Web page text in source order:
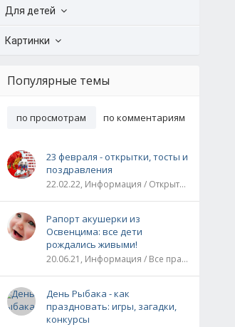
Для детей
Картинки
Популярные темы
по просмотрам по комментариям
23 февраля - открытки, тосты и
поздравления
22.02.22, Информация / Открытки / Все праздники
Рапорт акушерки из
Освенцима: все дети
рождались живыми!
20.06.21, Информация / Все праздники / Рассказы и истории
День Рыбака - как
праздновать: игры, загадки,
конкурсы